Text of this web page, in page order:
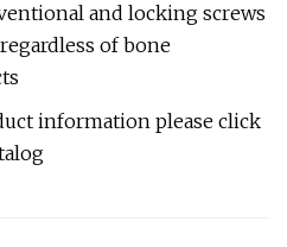
and locking screws
of bone
information please click